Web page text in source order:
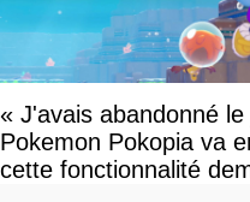
« J'avais abandonné
Pokemon Pokopia va
cette fonctionnalité